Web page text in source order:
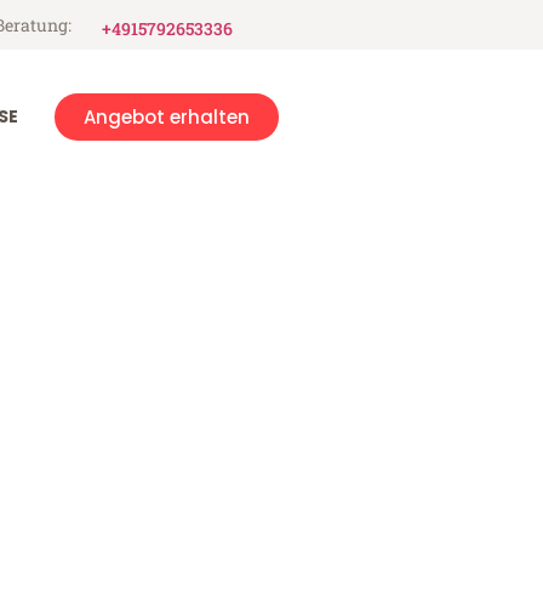
+4915792653336
Angebot erhalten